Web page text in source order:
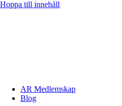
Hoppa till innehåll
AR Medlemskap
Blog